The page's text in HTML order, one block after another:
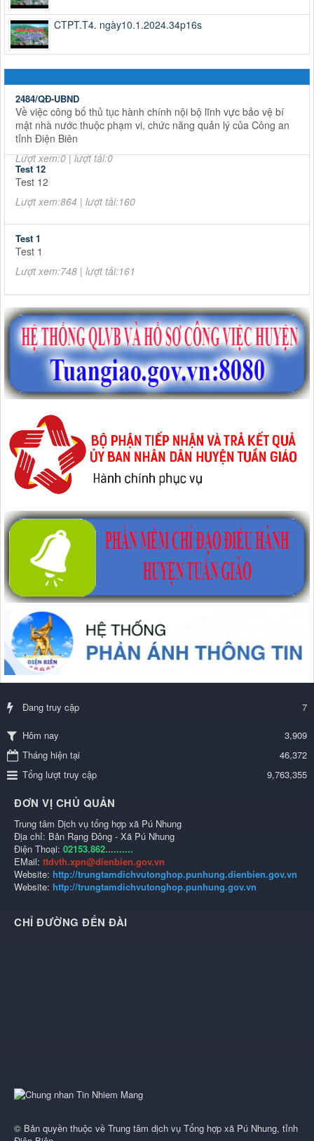
CTPT.T4. ngày10.1.2024.34p16s
2484/QĐ-UBND
Về việc công bố thủ tục hành chính nội bộ lĩnh vực bảo vệ bí
mật nhà nước thuộc phạm vi, chức năng quản lý của Công an
tỉnh Điện Biên
Lượt xem:0 | lượt tải:0
Test 12
Test 12
Lượt xem:864 | lượt tải:160
Test 1
Test 1
Lượt xem:748 | lượt tải:161
Đang truy cập 7
Hôm nay
3,909
Tháng hiện tại
46,372
Tổng lượt truy cập
9,763,355
ĐƠN VỊ CHỦ QUẢN
Trung tâm Dịch vụ tổng hợp xã Pú Nhung
Địa chỉ: Bản Rạng Đông - Xã Pú Nhung
Điện Thoại: 02153.862..........
EMail: ttdvth.xpn@dienbien.gov.vn
Website: http://trungtamdichvutonghop.punhung.dienbien.gov.vn
Website: http://trungtamdichvutonghop.punhung.gov.vn
CHỈ ĐƯỜNG ĐẾN ĐÀI
© Bản quyền thuộc về Trung tâm dịch vụ Tổng hợp xã Pú Nhung, tỉnh